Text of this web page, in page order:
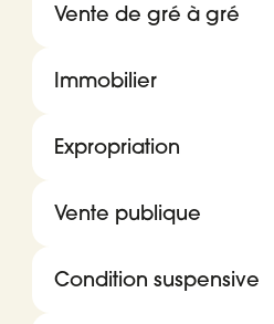
Vente de gré à gré
Immobilier
Expropriation
Vente publique
Condition suspensive